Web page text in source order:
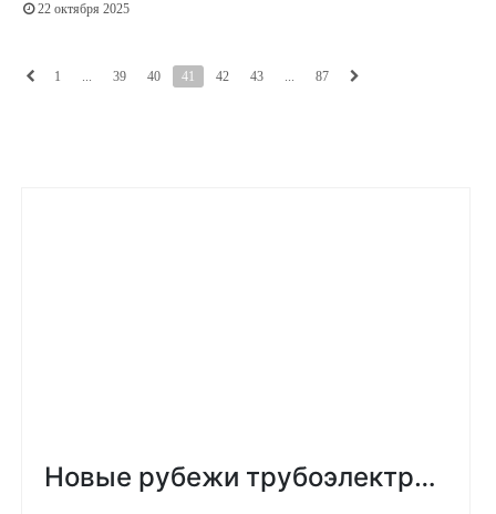
22 октября 2025
1 ... 39 40 41 42 43 ... 87